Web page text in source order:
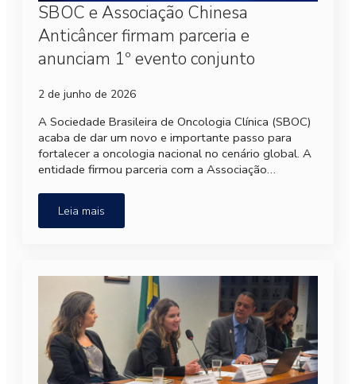
SBOC e Associação Chinesa
Anticâncer firmam parceria e
anunciam 1º evento conjunto
2 de junho de 2026
A Sociedade Brasileira de Oncologia Clínica (SBOC)
acaba de dar um novo e importante passo para
fortalecer a oncologia nacional no cenário global. A
entidade firmou parceria com a Associação…
Leia mais